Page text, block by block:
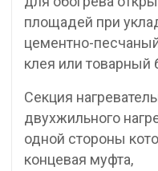
площадей при
цементно-
клея или товарный
Секция
двухжильного
одной стороны
концевая муфта,